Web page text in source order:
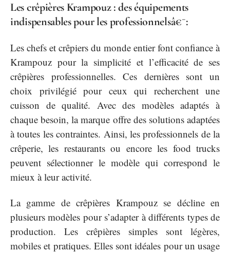
Les crêpières Krampouz : des équipements
indispensables pour les professionnelsâ€¯:
Les chefs et crêpiers du monde entier font confiance à
Krampouz pour la simplicité et l’efficacité de ses
crêpières professionnelles. Ces dernières sont un
choix privilégié pour ceux qui recherchent une
cuisson de qualité. Avec des modèles adaptés à
chaque besoin, la marque offre des solutions adaptées
à toutes les contraintes. Ainsi, les professionnels de la
crêperie, les restaurants ou encore les food trucks
peuvent sélectionner le modèle qui correspond le
mieux à leur activité.
La gamme de crêpières Krampouz se décline en
plusieurs modèles pour s’adapter à différents types de
production. Les crêpières simples sont légères,
mobiles et pratiques. Elles sont idéales pour un usage